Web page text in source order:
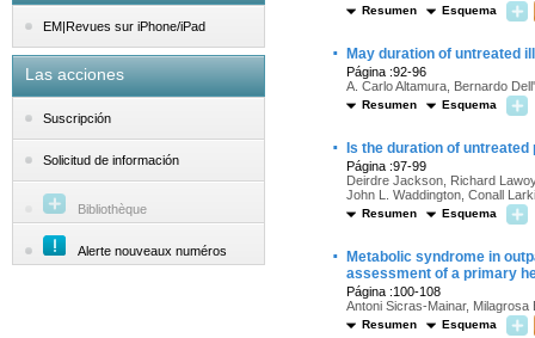
EM|Revues sur iPhone/iPad
Las acciones
Suscripción
Solicitud de información
Bibliothèque
Alerte nouveaux numéros
Resumen Esquema
· May duration of untreated
Página :92-96
A. Carlo Altamura, Bernardo
Resumen Esquema
· Is the duration of
Página :97-99
Deirdre Jackson, Richard
John L. Waddington, Conall
Resumen Esquema
·
Metabolic syndrome in
assessment of a primary
Página :100-108
Antoni Sicras-Mainar,
Resumen Esquema